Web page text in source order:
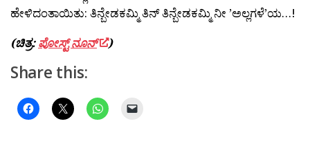
ಹೇಳಿದಂತಾಯಿತು: ತಿನ್ಬೇಡಕಮ್ಮಿ ತಿನ್ ತಿನ್ಬೇಡಕಮ್ಮಿ ನೀ ’ಅಲ್ಲಗಳೆ’ಯ…!
(ಚಿತ್ರ:ಪೋಸ್ಟ್ ನೂನ್ )
Share this: